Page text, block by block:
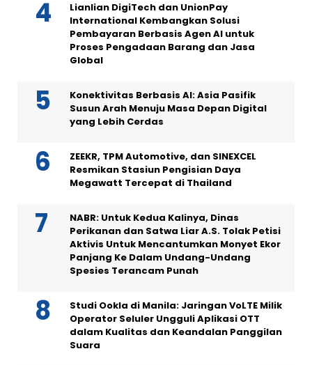
Lianlian DigiTech dan UnionPay
International Kembangkan Solusi
Pembayaran Berbasis Agen AI untuk
Proses Pengadaan Barang dan Jasa
Global
Konektivitas Berbasis AI: Asia Pasifik
Susun Arah Menuju Masa Depan Digital
yang Lebih Cerdas
ZEEKR, TPM Automotive, dan SINEXCEL
Resmikan Stasiun Pengisian Daya
Megawatt Tercepat di Thailand
NABR: Untuk Kedua Kalinya, Dinas
Perikanan dan Satwa Liar A.S. Tolak Petisi
Aktivis Untuk Mencantumkan Monyet Ekor
Panjang Ke Dalam Undang-Undang
Spesies Terancam Punah
Studi Ookla di Manila: Jaringan VoLTE Milik
Operator Seluler Ungguli Aplikasi OTT
dalam Kualitas dan Keandalan Panggilan
Suara